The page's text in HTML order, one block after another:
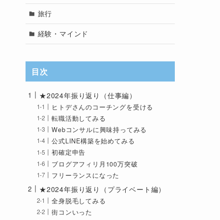
旅行
経験・マインド
目次
★2024年振り返り（仕事編）
ヒトデさんのコーチングを受ける
転職活動してみる
Webコンサルに興味持ってみる
公式LINE構築を始めてみる
初確定申告
ブログアフィリ月100万突破
フリーランスになった
★2024年振り返り（プライベート編）
全身脱毛してみる
街コンいった